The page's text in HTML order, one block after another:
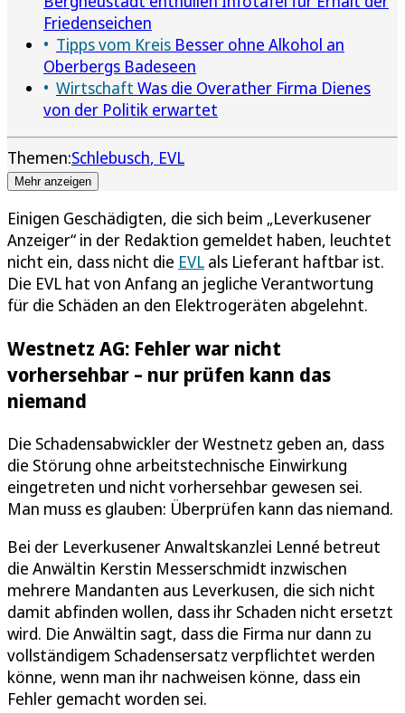
Friedenseichen
Tipps vom Kreis Besser ohne Alkohol an
Oberbergs Badeseen
Wirtschaft Was die Overather Firma Dienes
von der Politik erwartet
Themen:Schlebusch EVL
Mehr anzeigen
Einigen Geschädigten, die sich beim „Leverkusener
Anzeiger“ in der Redaktion gemeldet haben, leuchtet
nicht ein, dass nicht die EVL als Lieferant haftbar ist.
Die EVL hat von Anfang an jegliche Verantwortung
für die Schäden an den Elektrogeräten abgelehnt.
Westnetz AG: Fehler war nicht
vorhersehbar – nur prüfen kann das
niemand
Die Schadensabwickler der Westnetz geben an, dass
die Störung ohne arbeitstechnische Einwirkung
eingetreten und nicht vorhersehbar gewesen sei.
Man muss es glauben: Überprüfen kann das niemand.
Bei der Leverkusener Anwaltskanzlei Lenné betreut
die Anwältin Kerstin Messerschmidt inzwischen
mehrere Mandanten aus Leverkusen, die sich nicht
damit abfinden wollen, dass ihr Schaden nicht ersetzt
wird. Die Anwältin sagt, dass die Firma nur dann zu
vollständigem Schadensersatz verpflichtet werden
könne, wenn man ihr nachweisen könne, dass ein
Fehler gemacht worden sei.